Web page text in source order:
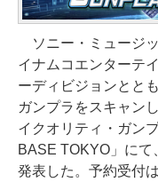
ソニー・ミュージ
イナムコエンターテ
ーディビジョンとと
ガンプラをスキャン
イクオリティ・ガン
BASE TOKYO」に
発表した。予約受付